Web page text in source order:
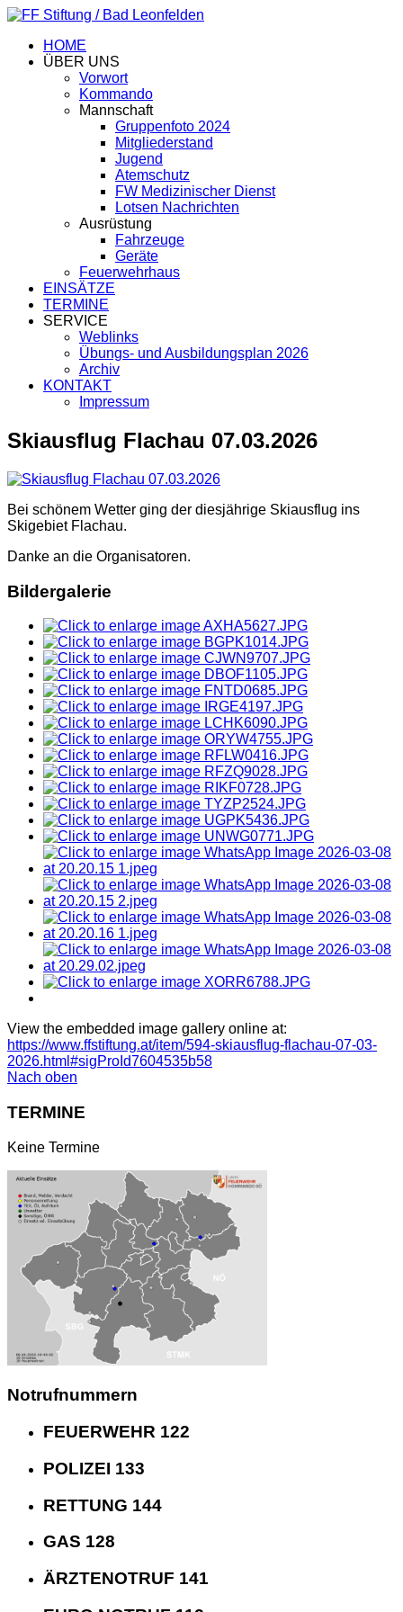
HOME
ÜBER UNS
Vorwort
Kommando
Mannschaft
Gruppenfoto 2024
Mitgliederstand
Jugend
Atemschutz
FW Medizinischer Dienst
Lotsen Nachrichten
Ausrüstung
Fahrzeuge
Geräte
Feuerwehrhaus
EINSÄTZE
TERMINE
SERVICE
Weblinks
Übungs- und Ausbildungsplan 2026
Archiv
KONTAKT
Impressum
Skiausflug Flachau 07.03.2026
Bei schönem Wetter ging der diesjährige Skiausflug ins
Skigebiet Flachau.
Danke an die Organisatoren.
Bildergalerie
View the embedded image gallery online at:
https://www.ffstiftung.at/item/594-skiausflug-flachau-07-03-
2026.html#sigProId7604535b58
Nach oben
TERMINE
Keine Termine
Notrufnummern
FEUERWEHR 122
POLIZEI 133
RETTUNG 144
GAS 128
ÄRZTENOTRUF 141